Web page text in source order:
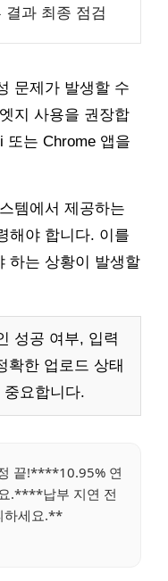
결과 최종 점검
문제가 발생할 수
지 사용을 권장합
또는 Chrome 앱을
템에서 제공하는
해야 합니다. 이를
하는 상황이 발생할
성공 여부, 입력
확한 업로드 상태
요합니다.
끝!****10.95% 연
.****납부 지연 전
하세요.**